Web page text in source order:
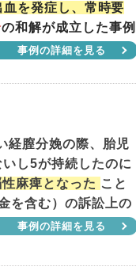
を発症し、常時要
の和解が成立した事例
事例の詳細を見る
経膣分娩の際、胎児
し5が持続したのに
麻痺となった こと
を含む）の訴訟上の
事例の詳細を見る